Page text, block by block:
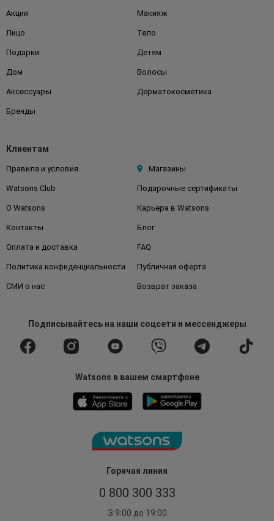
Горячая линия
0 800 300 333
З 9:00 до 19:00
Акции Макияж
Лицо Тело
Подарки Детям
Дом Волосы
Аксессуары Дерматокосметика
Бренды
Клиентам
Правила и условия Магазины
Watsons Club Подарочные сертификаты
О Watsons Карьера в Watsons
Контакты Блог
Оплата и доставка FAQ
Политика конфиденциальности Публичная оферта
СМИ о нас Возврат заказа
Подписывайтесьна наши соцсети и мессенджеры
Watsons в вашем смартфоне